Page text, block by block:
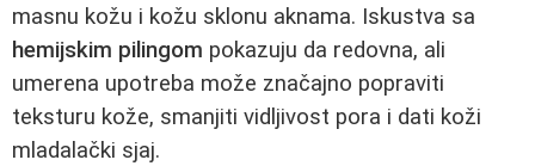
masnu kožu i kožu sklonu aknama. Iskustva sa
hemijskim pilingom pokazuju da redovna, ali
umerena upotreba može značajno popraviti
teksturu kože, smanjiti vidljivost pora i dati koži
mladalački sjaj.